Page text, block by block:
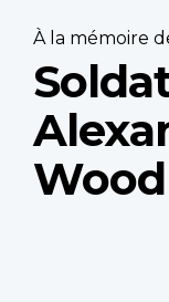
À la mémoire